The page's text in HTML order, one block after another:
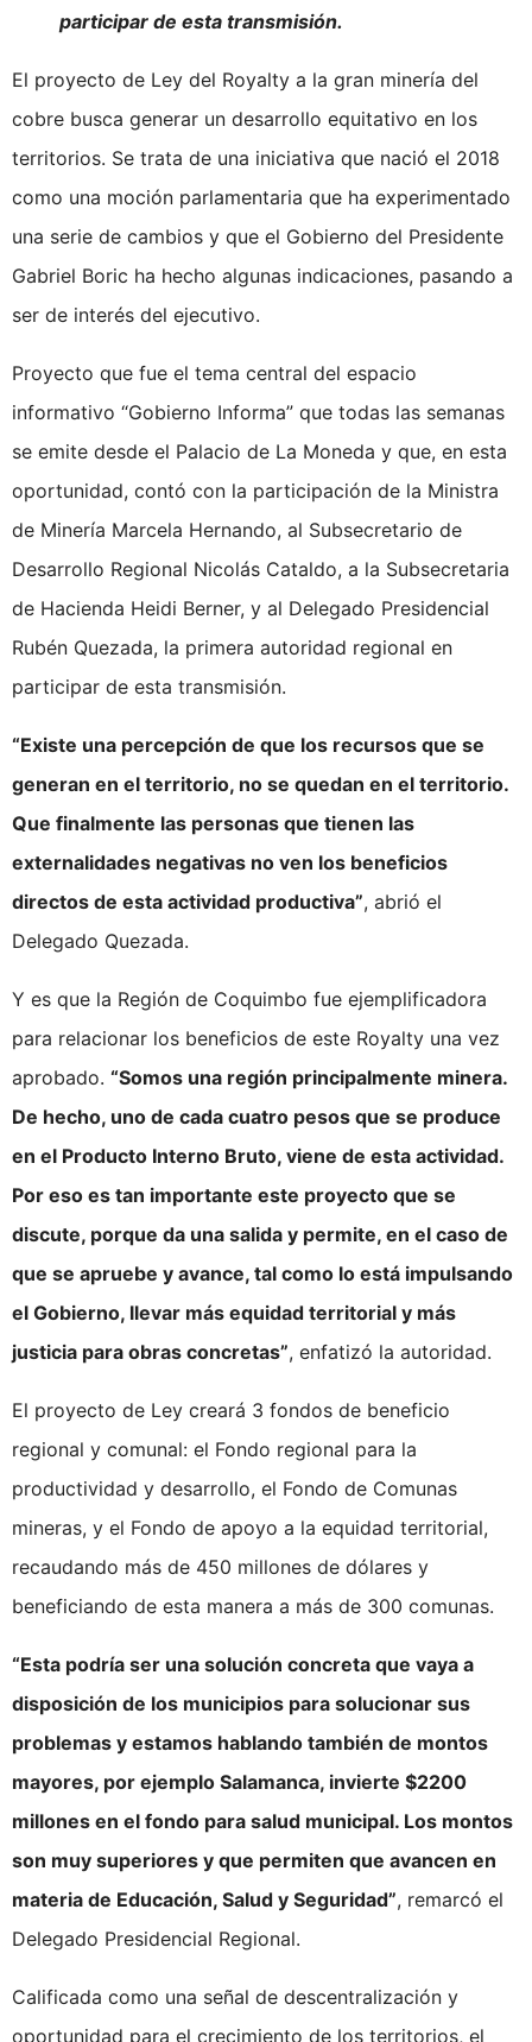
participar de esta transmisión.
El proyecto de Ley del Royalty a la gran minería del
cobre busca generar un desarrollo equitativo en los
territorios. Se trata de una iniciativa que nació el 2018
como una moción parlamentaria que ha experimentado
una serie de cambios y que el Gobierno del Presidente
Gabriel Boric ha hecho algunas indicaciones, pasando a
ser de interés del ejecutivo.
Proyecto que fue el tema central del espacio
informativo “Gobierno Informa” que todas las semanas
se emite desde el Palacio de La Moneda y que, en esta
oportunidad, contó con la participación de la Ministra
de Minería Marcela Hernando, al Subsecretario de
Desarrollo Regional Nicolás Cataldo, a la Subsecretaria
de Hacienda Heidi Berner, y al Delegado Presidencial
Rubén Quezada, la primera autoridad regional en
participar de esta transmisión.
“Existe una percepción de que los recursos que se
generan en el territorio, no se quedan en el territorio.
Que finalmente las personas que tienen las
externalidades negativas no ven los beneficios
directos de esta actividad productiva”, abrió el
Delegado Quezada.
Y es que la Región de Coquimbo fue ejemplificadora
para relacionar los beneficios de este Royalty una vez
aprobado. “Somos una región principalmente minera.
De hecho, uno de cada cuatro pesos que se produce
en el Producto Interno Bruto, viene de esta actividad.
Por eso es tan importante este proyecto que se
discute, porque da una salida y permite, en el caso de
que se apruebe y avance, tal como lo está impulsando
el Gobierno, llevar más equidad territorial y más
justicia para obras concretas”, enfatizó la autoridad.
El proyecto de Ley creará 3 fondos de beneficio
regional y comunal: el Fondo regional para la
productividad y desarrollo, el Fondo de Comunas
mineras, y el Fondo de apoyo a la equidad territorial,
recaudando más de 450 millones de dólares y
beneficiando de esta manera a más de 300 comunas.
“Esta podría ser una solución concreta que vaya a
disposición de los municipios para solucionar sus
problemas y estamos hablando también de montos
mayores, por ejemplo Salamanca, invierte $2200
millones en el fondo para salud municipal. Los montos
son muy superiores y que permiten que avancen en
materia de Educación, Salud y Seguridad”, remarcó el
Delegado Presidencial Regional.
Calificada como una señal de descentralización y
oportunidad para el crecimiento de los territorios, el